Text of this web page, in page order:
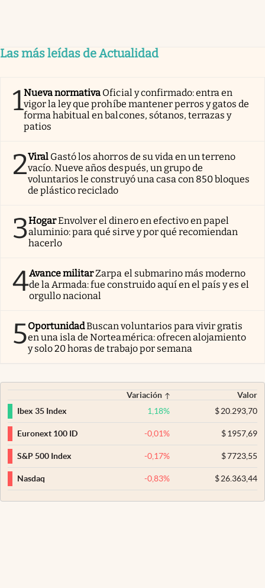
Las más leídas de Actualidad
1Nueva normativa Oficial y confirmado: entra en
vigor la ley que prohíbe mantener perros y gatos de
forma habitual en balcones, sótanos, terrazas y
patios
2Viral Gastó los ahorros de su vida en un terreno
vacío. Nueve años después, un grupo de
voluntarios le construyó una casa con 850 bloques
de plástico reciclado
3HogarEnvolver el dinero en efectivo en papel
aluminio: para qué sirve y por qué recomiendan
hacerlo
4Avance militarZarpa el submarino más moderno
de la Armada: fue construido aquí en el país y es el
orgullo nacional
5OportunidadBuscan voluntarios para vivir gratis
en una isla de Norteamérica: ofrecen alojamiento
y solo 20 horas de trabajo por semana
Variación
Valor
Ibex 35 Index
1,18% $20.293,70
Euronext 100 ID -0,01% $1957,69
S&P 500 Index -0,17% $7723,55
Nasdaq -0,83% $26.363,44